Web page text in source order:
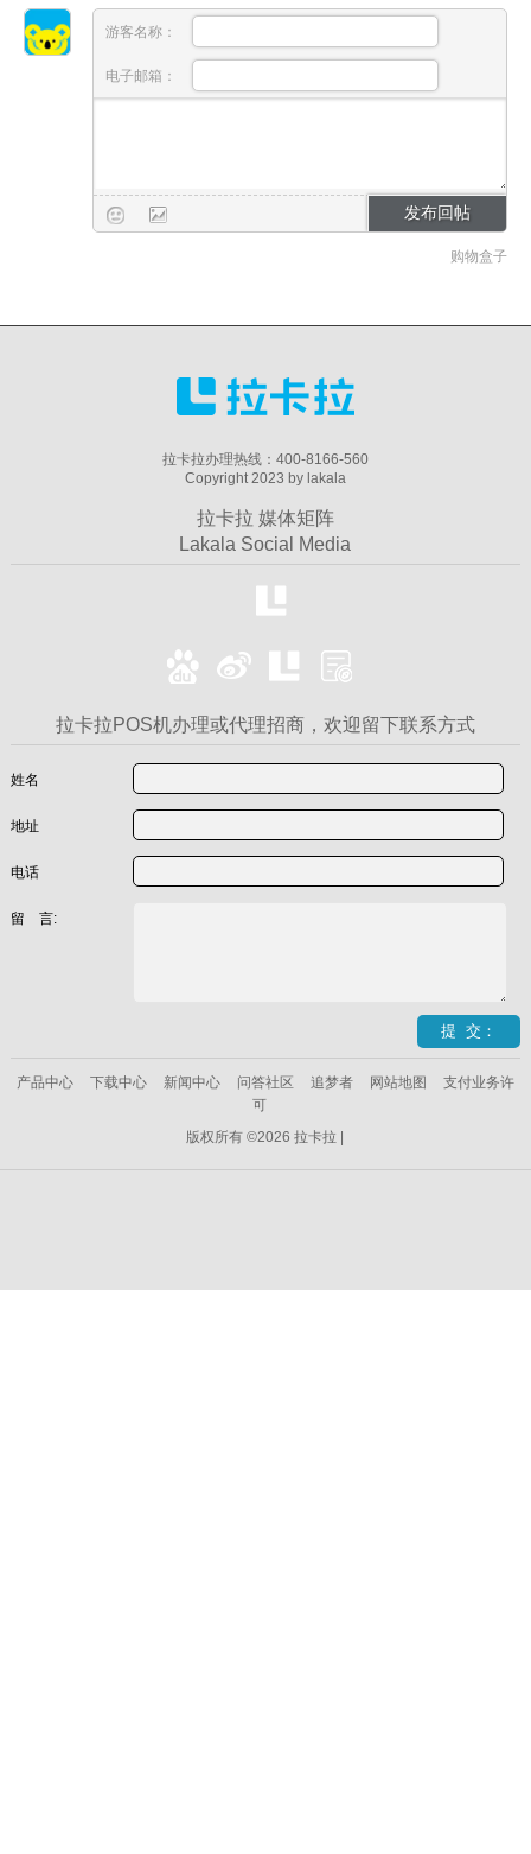
游客名称：
电子邮箱：
购物盒子
拉卡拉办理热线：400-8166-560
Copyright 2023 by lakala
拉卡拉 媒体矩阵
Lakala Social Media
拉卡拉POS机办理或代理招商，欢迎留下联系方式
姓名
地址
电话
留 言:
产品中心 下载中心 新闻中心 问答社区 追梦者 网站地图
支付业务许
可
版权所有 ©2026 拉卡拉 |